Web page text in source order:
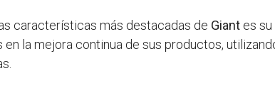
características más destacadas de Giant es
en la mejora continua de sus productos,